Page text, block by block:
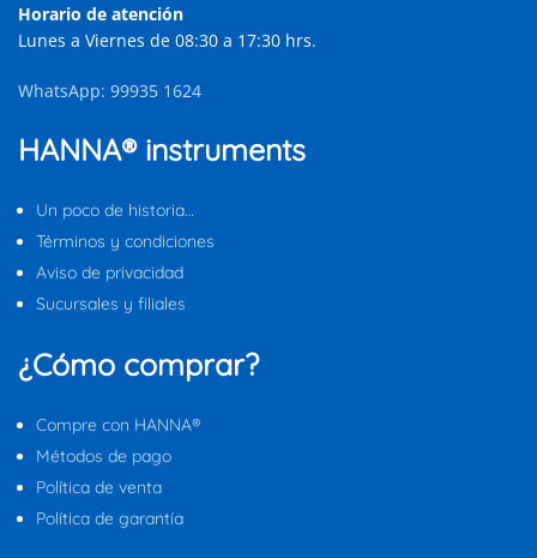
Horario de atención
Lunes a Viernes de 08:30 a 17:30 hrs.
WhatsApp: 99935 1624
HANNA® instruments
Un poco de historia…
Términos y condiciones
Aviso de privacidad
Sucursales y filiales
¿Cómo comprar?
Compre con HANNA®
Métodos de pago
Política de venta
Política de garantía